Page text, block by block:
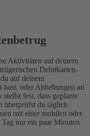
Aktivitäten auf deinem
Debitkarten-
auf deinem
oder Abhebungen an
fest, dass geplante
überprüfst du täglich
mit einer mobilen oder
nur ein paar Minuten